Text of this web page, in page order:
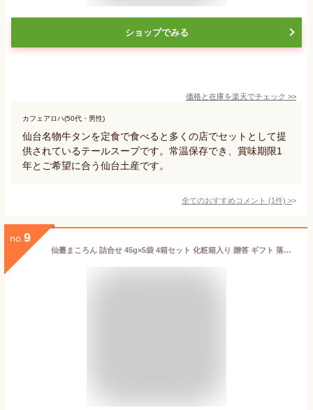
ショップでみる
価格と在庫を楽天でチェック >>
カフェアロハ(50代・男性)
仙台名物牛タンを定食で食べると多くの店でセットとして提
供されているテールスープです。常温保存でき、賞味期限1
年とご希望に合う仙台土産です。
全てのおすすめコメント (1件) >
no. 9
仙臺まころん 詰合せ 45g×5袋 4箱セット 化粧箱入り 贈答 ギフト 落花生 厳選 竹鶏たまご 白石蔵王 伝承 郷土 宮城 伊藤食品工業所